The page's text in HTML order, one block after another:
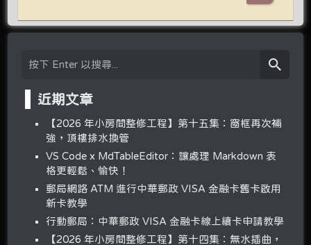
近期文章
【2026 年小房間整修工程】第十五集：窗框再次補
強，頂樓排水換管
VS Code x MdTableEditor：讓處理 Markdown 表
格更輕鬆、愉快！
郵局網路 ATM 進行中華郵政 VISA 金融卡舊卡啟用
新卡教學
行動郵局：中華郵政 VISA 金融卡線上續卡申請教學
【2026 年小房間整修工程】第十四集：無水插曲，